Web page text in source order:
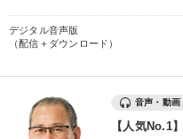
デジタル音声版
（配信＋ダウンロード）
音声・動画
【人気No.1